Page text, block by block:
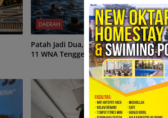
DAERAH
Patah Jadi Dua, Speedboat dan
11 WNA Tenggelam